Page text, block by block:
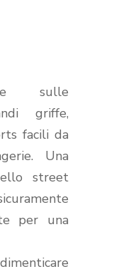
sulle
griffe,
facili da
Una
street
per una